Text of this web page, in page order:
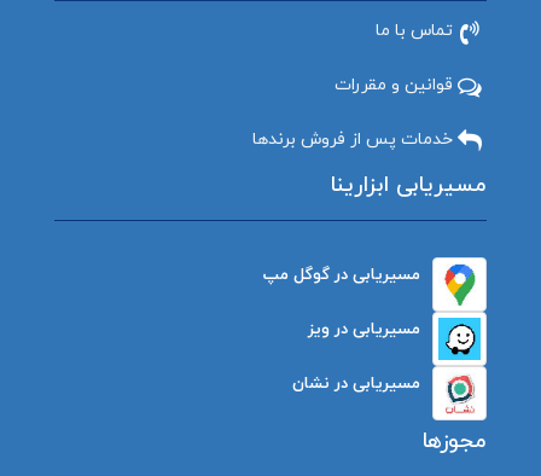
تماس با ما
قوانین و مقررات
خدمات پس از فروش برندها
مسیریابی ابزارینا
مسیریابی در گوگل مپ
مسیریابی در ویز
مسیریابی در نشان
مجوزها